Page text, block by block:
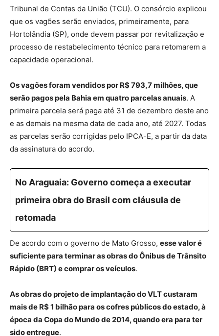
Tribunal de Contas da União (TCU). O consórcio explicou
que os vagões serão enviados, primeiramente, para
Hortolândia (SP), onde devem passar por revitalização e
processo de restabelecimento técnico para retomarem a
capacidade operacional.
Os vagões foram vendidos por R$ 793,7 milhões, que
serão pagos pela Bahia em quatro parcelas anuais. A
primeira parcela será paga até 31 de dezembro deste ano
e as demais na mesma data de cada ano, até 2027. Todas
as parcelas serão corrigidas pelo IPCA-E, a partir da data
da assinatura do acordo.
No Araguaia: Governo começa a executar
primeira obra do Brasil com cláusula de
retomada
De acordo com o governo de Mato Grosso, esse valor é
suficiente para terminar as obras do Ônibus de Trânsito
Rápido (BRT) e comprar os veículos.
As obras do projeto de implantação do VLT custaram
mais de R$ 1 bilhão para os cofres públicos do estado, à
época da Copa do Mundo de 2014, quando era para ter
sido entregue.